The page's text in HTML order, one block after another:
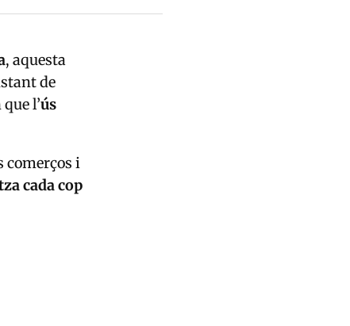
, aquesta
de
l’ús
comerços i
cada cop